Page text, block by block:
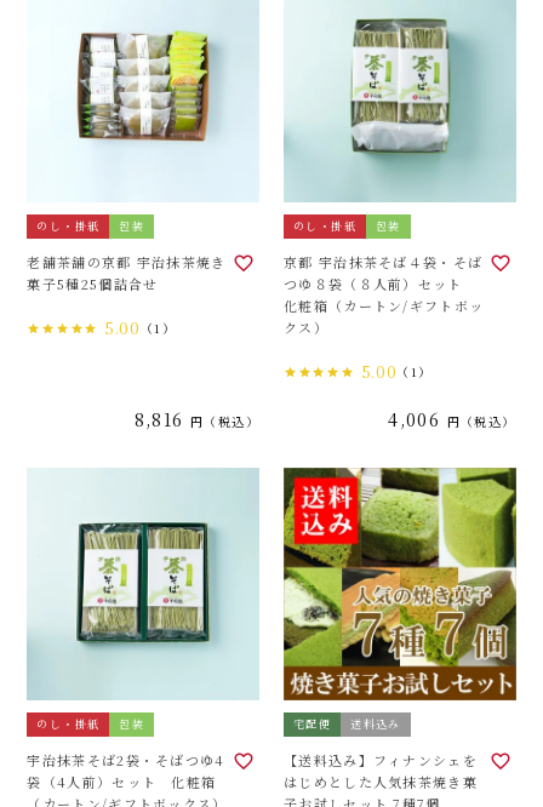
のし・掛紙 包装
老舗茶舗の京都 宇治抹茶焼き
菓子5種25個詰合せ
5.00 （1）
8,816 税込
のし・掛紙 包装
京都 宇治抹茶そば４袋・そば
つゆ８袋（８人前）セット
化粧箱（カートン/ギフトボッ
クス）
5.00 （1）
4,006 税込
のし・掛紙 包装
宇治抹茶そば2袋・そばつゆ4
袋（4人前）セット 化粧箱
（カートン/ギフトボックス）
宅配便 送料込み
【送料込み】フィナンシェを
はじめとした人気抹茶焼き菓
子お試しセット 7種7個